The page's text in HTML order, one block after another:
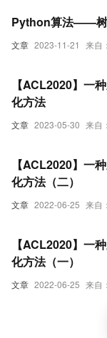
文章 2023-11-21 来自
Python算法——树
文章 2023-05-30 来自
【ACL2020】一
化方法
文章 2022-06-25 来自
【ACL2020】一
化方法（二）
文章 2022-06-25 来自
【ACL2020】一
化方法（一）